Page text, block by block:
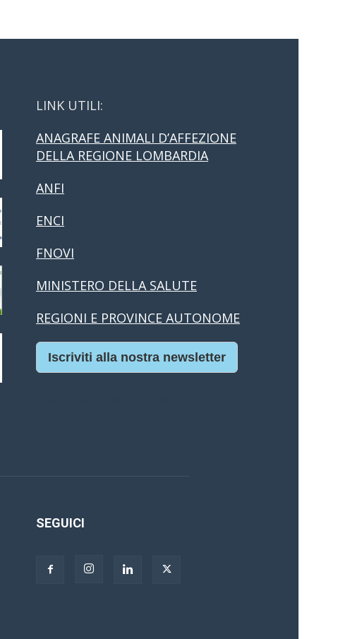
LINK UTILI:
ANAGRAFE ANIMALI D’AFFEZIONE
DELLA REGIONE LOMBARDIA
ANFI
ENCI
FNOVI
MINISTERO DELLA SALUTE
REGIONI E PROVINCE AUTONOME
Iscriviti alla nostra newsletter
SEGUICI